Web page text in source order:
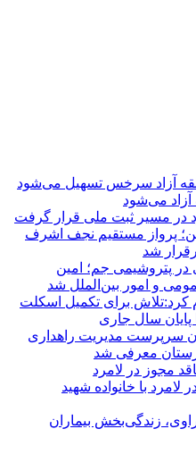
آزاد سرخس تسهیل می‌شود
می‌شود
پرواز مستقیم نجف اشرف
شد
در پتروشیمی جم؛ امین
و امور بین‌الملل شد
کرد:تلاش برای تکمیل اسکلت
پایان سال جاری
سرپرست مدیریت راهداری
معرفی شد
لامرد با خانواده شهید
زندگی‌بخش بیماران